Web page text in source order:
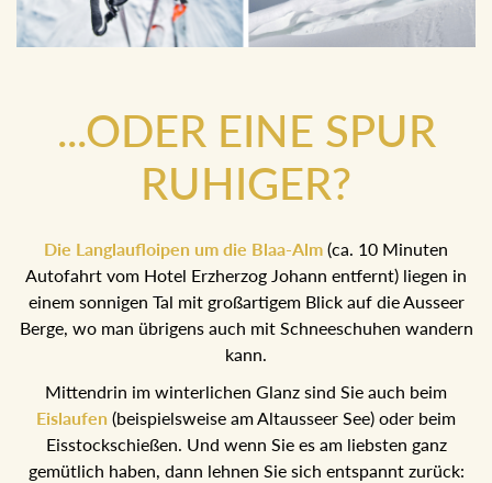
...ODER EINE SPUR
RUHIGER?
Die Langlaufloipen um die Blaa-Alm(ca. 10 Minuten
Autofahrt vom Hotel Erzherzog Johann entfernt) liegen in
einem sonnigen Tal mit großartigem Blick auf die Ausseer
Mittendrin im winterlichen Glanz sind Sie auch beim
Eislaufen(beispielsweise am Altausseer See) oder beim